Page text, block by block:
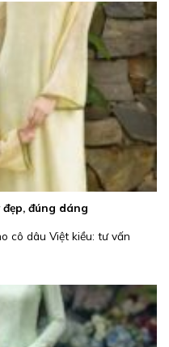
đúng dáng
cô dâu Việt kiều: tư vấn